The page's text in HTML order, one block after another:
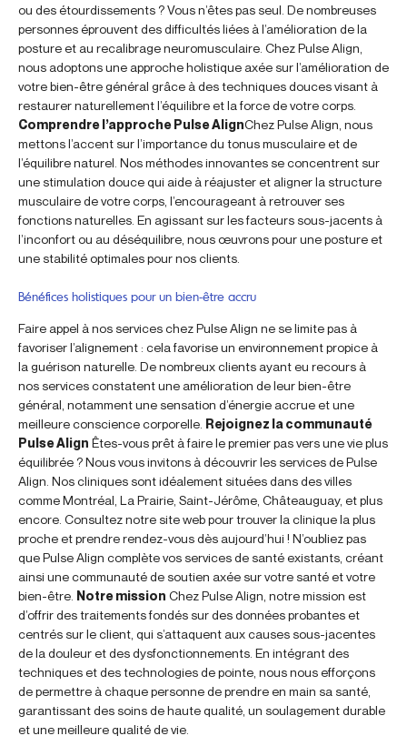
ou des étourdissements ? Vous n’êtes pas seul. De nombreuses
personnes éprouvent des difficultés liées à l’amélioration de la
posture et au recalibrage neuromusculaire. Chez Pulse Align,
nous adoptons une approche holistique axée sur l’amélioration de
votre bien-être général grâce à des techniques douces visant à
restaurer naturellement l’équilibre et la force de votre corps.
Comprendre l’approche Pulse AlignChez Pulse Align, nous
mettons l’accent sur l’importance du tonus musculaire et de
l’équilibre naturel. Nos méthodes innovantes se concentrent sur
une stimulation douce qui aide à réajuster et aligner la structure
musculaire de votre corps, l’encourageant à retrouver ses
fonctions naturelles. En agissant sur les facteurs sous-jacents à
l’inconfort ou au déséquilibre, nous œuvrons pour une posture et
une stabilité optimales pour nos clients.
Bénéfices holistiques pour un bien-être accru
Faire appel à nos services chez Pulse Align ne se limite pas à
favoriser l’alignement : cela favorise un environnement propice à
la guérison naturelle. De nombreux clients ayant eu recours à
nos services constatent une amélioration de leur bien-être
général, notamment une sensation d’énergie accrue et une
meilleure conscience corporelle. Rejoignez la communauté
Pulse Align Êtes-vous prêt à faire le premier pas vers une vie plus
équilibrée ? Nous vous invitons à découvrir les services de Pulse
Align. Nos cliniques sont idéalement situées dans des villes
comme Montréal, La Prairie, Saint-Jérôme, Châteauguay, et plus
encore. Consultez notre site web pour trouver la clinique la plus
proche et prendre rendez-vous dès aujourd’hui ! N’oubliez pas
que Pulse Align complète vos services de santé existants, créant
ainsi une communauté de soutien axée sur votre santé et votre
bien-être. Notre mission Chez Pulse Align, notre mission est
d’offrir des traitements fondés sur des données probantes et
centrés sur le client, qui s’attaquent aux causes sous-jacentes
de la douleur et des dysfonctionnements. En intégrant des
techniques et des technologies de pointe, nous nous efforçons
de permettre à chaque personne de prendre en main sa santé,
garantissant des soins de haute qualité, un soulagement durable
et une meilleure qualité de vie.